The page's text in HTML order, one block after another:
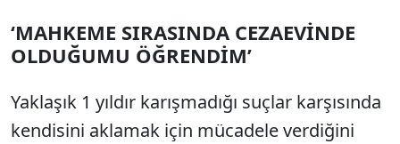
‘MAHKEME SIRASINDA CEZAEVİNDE
OLDUĞUMU ÖĞRENDİM’
Yaklaşık 1 yıldır karışmadığı suçlar karşısında
kendisini aklamak için mücadele verdiğini